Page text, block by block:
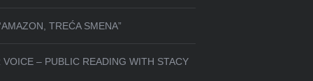
TREĆA SMENA”
VOICE – PUBLIC READING WITH STACY